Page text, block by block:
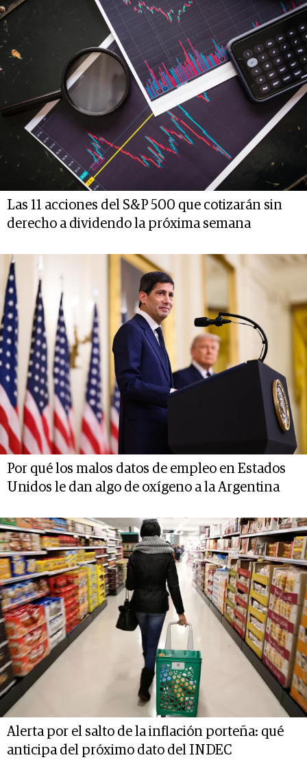
Las 11 acciones del S&P 500 que cotizarán sin
derecho a dividendo la próxima semana
Por qué los malos datos de empleo en Estados
Unidos le dan algo de oxígeno a la Argentina
Alerta por el salto de la inflación porteña: qué
anticipa del próximo dato del INDEC